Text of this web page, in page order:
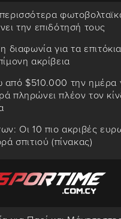
την επιδότησή τους
διαφωνία για τα
ακρίβεια
$510.000 την ημέρα
πληρώνει πλέον τον
Οι 10 πιο ακριβές
σπιτιού (πίνακας)